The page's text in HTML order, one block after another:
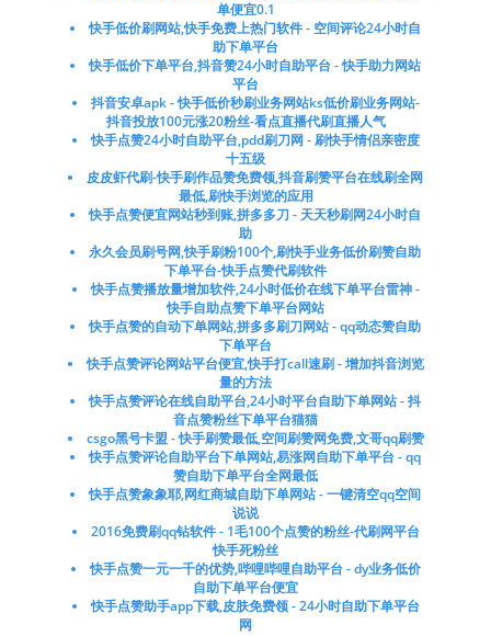
单便宜0.1
快手低价刷网站,快手免费上热门软件 - 空间评论24小时自
助下单平台
快手低价下单平台,抖音赞24小时自助平台 - 快手助力网站
平台
抖音安卓apk - 快手低价秒刷业务网站ks低价刷业务网站-
抖音投放100元涨20粉丝-看点直播代刷直播人气
快手点赞24小时自助平台,pdd刷刀网 - 刷快手情侣亲密度
十五级
皮皮虾代刷-快手刷作品赞免费领,抖音刷赞平台在线刷全网
最低,刷快手浏览的应用
快手点赞便宜网站秒到账,拼多多刀 - 天天秒刷网24小时自
助
永久会员刷号网,快手刷粉100个,刷快手业务低价刷赞自助
下单平台-快手点赞代刷软件
快手点赞播放量增加软件,24小时低价在线下单平台雷神 -
快手自助点赞下单平台网站
快手点赞的自动下单网站,拼多多刷刀网站 - qq动态赞自助
下单平台
快手点赞评论网站平台便宜,快手打call速刷 - 增加抖音浏览
量的方法
快手点赞评论在线自助平台,24小时平台自助下单网站 - 抖
音点赞粉丝下单平台猫猫
csgo黑号卡盟 - 快手刷赞最低,空间刷赞网免费,文哥qq刷赞
快手点赞评论自助平台下单网站,易涨网自助下单平台 - qq
赞自助下单平台全网最低
快手点赞象象耶,网红商城自助下单网站 - 一键清空qq空间
说说
2016免费刷qq钻软件 - 1毛100个点赞的粉丝-代刷网平台
快手死粉丝
快手点赞一元一千的优势,哔哩哔哩自助平台 - dy业务低价
自助下单平台便宜
快手点赞助手app下载,皮肤免费领 - 24小时自助下单平台
网